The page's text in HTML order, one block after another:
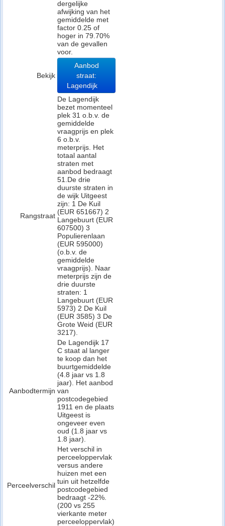
dergelijke
afwijking van het
gemiddelde met
factor 0.25 of
hoger in 79.70%
van de gevallen
voor.
Bekijk
Aanbod
straat:
Lagendijk
Rangstraat
De Lagendijk
bezet momenteel
plek 31 o.b.v. de
gemiddelde
vraagprijs en plek
6 o.b.v.
meterprijs. Het
totaal aantal
straten met
aanbod bedraagt
51.De drie
duurste straten in
de wijk Uitgeest
zijn: 1 De Kuil
(EUR 651667) 2
Langebuurt (EUR
607500) 3
Populierenlaan
(EUR 595000)
(o.b.v. de
gemiddelde
vraagprijs). Naar
meterprijs zijn de
drie duurste
straten: 1
Langebuurt (EUR
5973) 2 De Kuil
(EUR 3585) 3 De
Grote Weid (EUR
3217).
Aanbodtermijn
De Lagendijk 17
C staat al langer
te koop dan het
buurtgemiddelde
(4.8 jaar vs 1.8
jaar). Het aanbod
van
postcodegebied
1911 en de plaats
Uitgeest is
ongeveer even
oud (1.8 jaar vs
1.8 jaar).
Perceelverschil
Het verschil in
perceeloppervlak
versus andere
huizen met een
tuin uit hetzelfde
postcodegebied
bedraagt -22%.
(200 vs 255
vierkante meter
perceeloppervlak)